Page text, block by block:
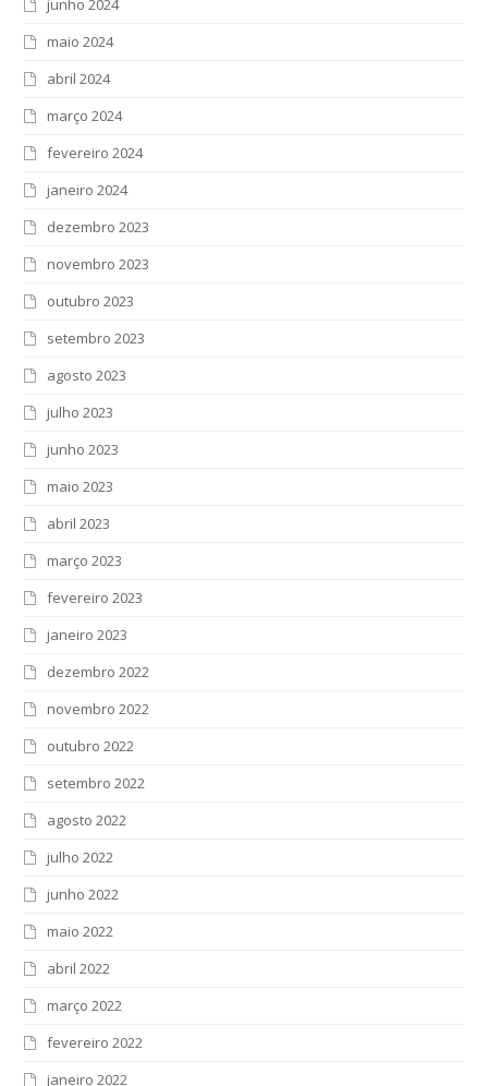
junho 2024
maio 2024
abril 2024
março 2024
fevereiro 2024
janeiro 2024
dezembro 2023
novembro 2023
outubro 2023
setembro 2023
agosto 2023
julho 2023
junho 2023
maio 2023
abril 2023
março 2023
fevereiro 2023
janeiro 2023
dezembro 2022
novembro 2022
outubro 2022
setembro 2022
agosto 2022
julho 2022
junho 2022
maio 2022
abril 2022
março 2022
fevereiro 2022
janeiro 2022